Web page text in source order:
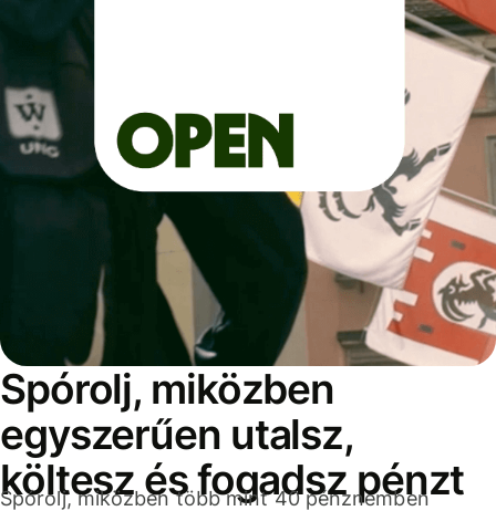
Spórolj, miközben
egyszerűen utalsz,
költesz és fogadsz pénzt
Spórolj, miközben több mint 40 pénznemben